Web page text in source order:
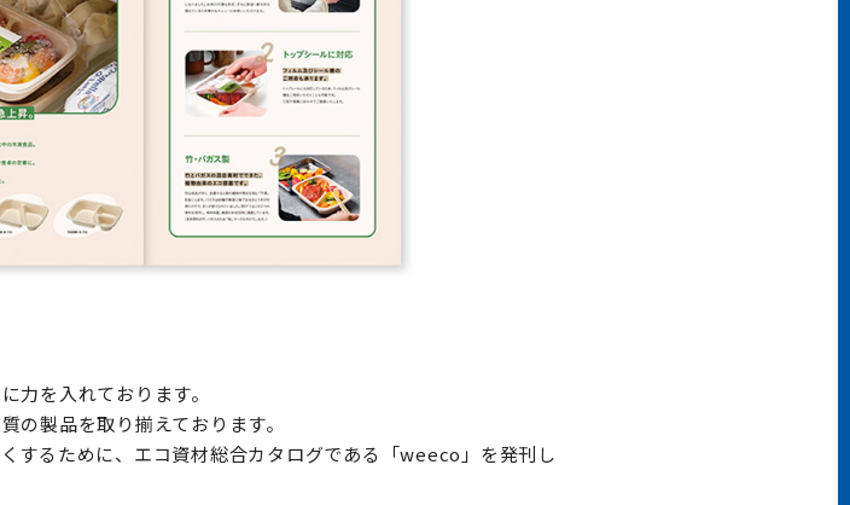
力を入れております。
の製品を取り揃えております。
するために、エコ資材総合カタログである「weeco」を発刊し